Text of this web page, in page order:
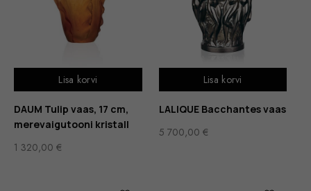
Lisa korvi
DAUM Tulip vaas, 17 cm,
merevaigutooni kristall
1 320,00 €
Lisa korvi
LALIQUE Bacchantes vaas
5 700,00 €